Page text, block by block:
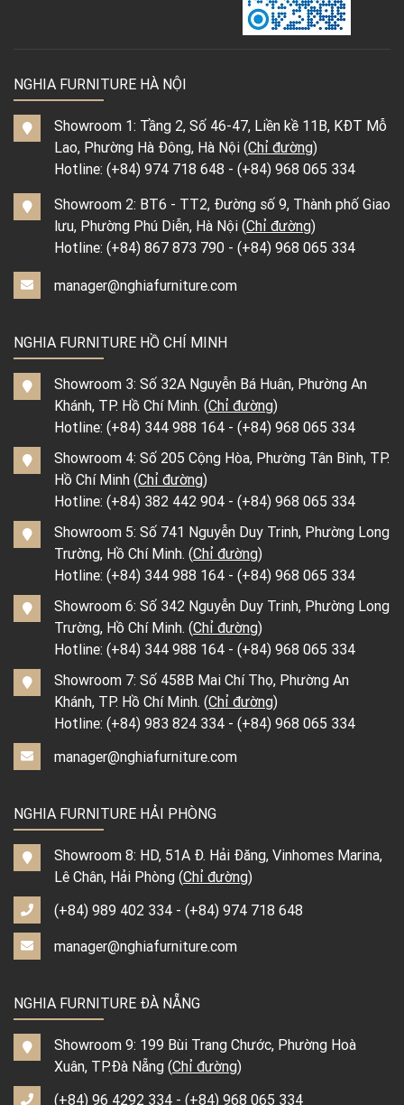
NGHIA FURNITURE HÀ NỘI
Showroom 1: Tầng 2, Số 46-47, Liền kề 11B, KĐT Mỗ
Lao, Phường Hà Đông, Hà Nội (Chỉ đường)
Hotline: (+84) 974 718 648 - (+84) 968 065 334
Showroom 2: BT6 - TT2, Đường số 9, Thành phố Giao
lưu, Phường Phú Diễn, Hà Nội (Chỉ đường)
Hotline: (+84) 867 873 790 - (+84) 968 065 334
manager@nghiafurniture.com
NGHIA FURNITURE HỒ CHÍ MINH
Showroom 3: Số 32A Nguyễn Bá Huân, Phường An
Khánh, TP. Hồ Chí Minh. (Chỉ đường)
Hotline: (+84) 344 988 164 - (+84) 968 065 334
Showroom 4: Số 205 Cộng Hòa, Phường Tân Bình, TP.
Hồ Chí Minh (Chỉ đường)
Hotline: (+84) 382 442 904 - (+84) 968 065 334
Showroom 5: Số 741 Nguyễn Duy Trinh, Phường Long
Trường, Hồ Chí Minh. (Chỉ đường)
Hotline: (+84) 344 988 164 - (+84) 968 065 334
Showroom 6: Số 342 Nguyễn Duy Trinh, Phường Long
Trường, Hồ Chí Minh. (Chỉ đường)
Hotline: (+84) 344 988 164 - (+84) 968 065 334
Showroom 7: Số 458B Mai Chí Thọ, Phường An
Khánh, TP. Hồ Chí Minh. (Chỉ đường)
Hotline: (+84) 983 824 334 - (+84) 968 065 334
manager@nghiafurniture.com
NGHIA FURNITURE HẢI PHÒNG
Showroom 8: HD, 51A Đ. Hải Đăng, Vinhomes Marina,
Lê Chân, Hải Phòng (Chỉ đường)
(+84) 989 402 334 - (+84) 974 718 648
manager@nghiafurniture.com
NGHIA FURNITURE ĐÀ NẴNG
Showroom 9: 199 Bùi Trang Chước, Phường Hoà
Xuân, TP.Đà Nẵng (Chỉ đường)
(+84) 96 4292 334 - (+84) 968 065 334